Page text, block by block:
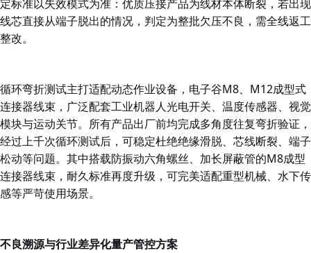
定标准以失效模式为准：优质压接产品为线材本体断裂，若出现
线芯直接从端子脱出的情况，判定为整批欠压不良，需全线返工
整改。
循环弯折测试主打适配动态作业设备， 电子谷M8、M12成型式
连接器线束，广泛配套工业机器人光电开关、温度传感器、视觉
模块与运动关节。所有产品出厂前均完成多角度往复弯折验证，
经过上千次循环测试后，可稳定杜绝绝缘滑脱、芯线断裂、端子
松动等问题。其中搭载防振动六角螺丝、加长屏蔽管的M8成型
连接器线束，耐久标准再度升级，可完美适配重型机械、水下传
感等严苛使用场景。
不良溯源与行业差异化量产管控方案